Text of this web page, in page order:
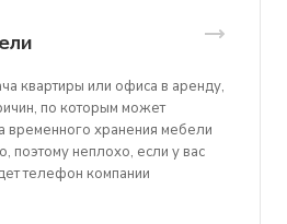
квартиры или офиса в аренду,
по которым может
временного хранения мебели
поэтому неплохо, если у вас
телефон компании